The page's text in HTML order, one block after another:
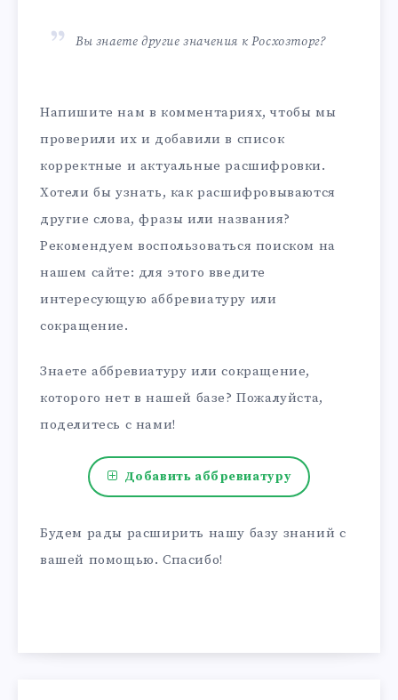
Вы знаете другие значения к Росхозторг?
Напишите нам в комментариях, чтобы мы
проверили их и добавили в список
корректные и актуальные расшифровки.
Хотели бы узнать, как расшифровываются
другие слова, фразы или названия?
Рекомендуем воспользоваться поиском на
нашем сайте: для этого введите
интересующую аббревиатуру или
сокращение.
Знаете аббревиатуру или сокращение,
которого нет в нашей базе? Пожалуйста,
поделитесь с нами!
Добавить аббревиатуру
Будем рады расширить нашу базу знаний с
вашей помощью. Спасибо!